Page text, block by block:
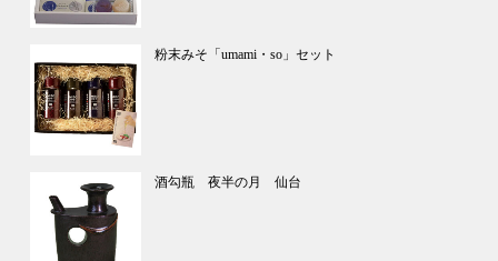
粉末みそ「umami・so」セット
酒勾瓶 夜半の月 仙台